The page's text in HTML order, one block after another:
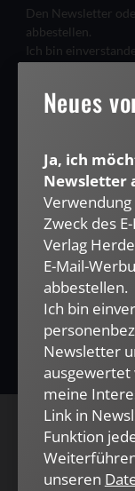
Den Newsletter
abbestellen.
Ich bin
Interessen
AGB und
Neues
Ja, ich
Newsletter
Zweck des
Verlag
E-Mail-
abbestellen.
Ich bin
Newsletter
ausgewertet
meine
Link in
Funktion
unseren